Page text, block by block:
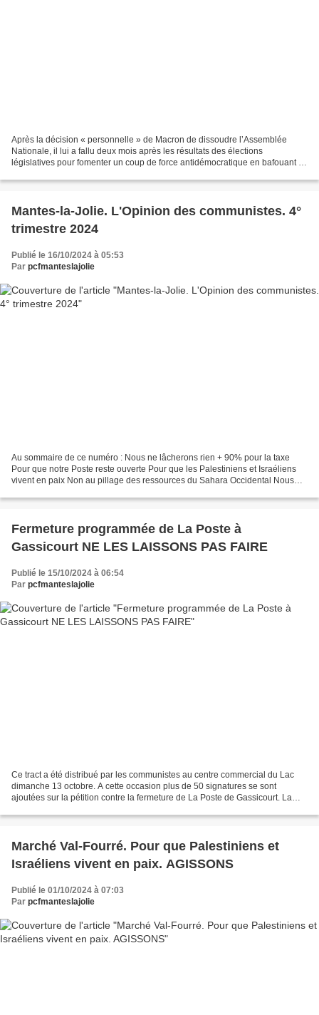
Après la décision « personnelle » de Macron de dissoudre l’Assemblée
Nationale, il lui a fallu deux mois après les résultats des élections
législatives pour fomenter un coup de force antidémocratique en bafouant le
Mantes-la-Jolie. L'Opinion des communistes. 4°
trimestre 2024
Publié le 16/10/2024 à 05:53
Par pcfmanteslajolie
Au sommaire de ce numéro : Nous ne lâcherons rien + 90% pour la taxe
Pour que notre Poste reste ouverte Pour que les Palestiniens et Israéliens
vivent en paix Non au pillage des ressources du Sahara Occidental Nous
Fermeture programmée de La Poste à
Gassicourt NE LES LAISSONS PAS FAIRE
Publié le 15/10/2024 à 06:54
Par pcfmanteslajolie
Ce tract a été distribué par les communistes au centre commercial du Lac
dimanche 13 octobre. A cette occasion plus de 50 signatures se sont
ajoutées sur la pétition contre la fermeture de La Poste de Gassicourt. La
Marché Val-Fourré. Pour que Palestiniens et
Israéliens vivent en paix. AGISSONS
Publié le 01/10/2024 à 07:03
Par pcfmanteslajolie